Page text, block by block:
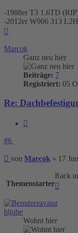
-1988er T3 1.6TD
-2012er W906 313
Marcok
Ganz neu hier
Beiträge: 7
Registriert: 05
Re:
#6
Beitrag
von Marcok » 17
Themenstarter
Rack
hljube
Wohnt hier